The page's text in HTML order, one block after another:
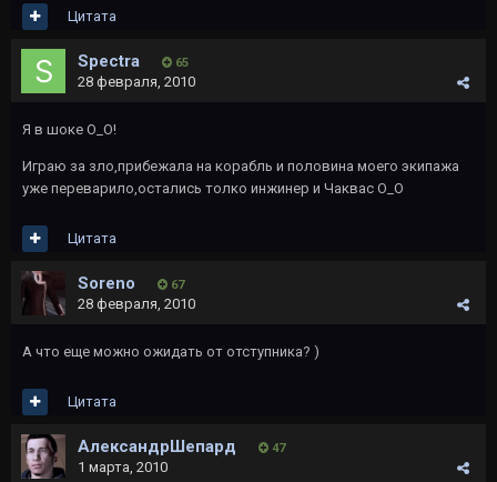
Цитата
Spectra 65
28 февраля, 2010
Я в шоке О_О!
Играю за зло,прибежала на корабль и половина моего экипажа
уже переварило,остались толко инжинер и Чаквас О_О
Цитата
Soreno 67
28 февраля, 2010
А что еще можно ожидать от отступника? )
Цитата
АлександрШепард 47
1 марта, 2010